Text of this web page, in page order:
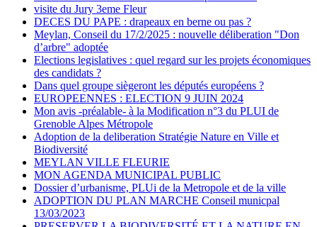
visite du Jury 3eme Fleur
DECES DU PAPE : drapeaux en berne ou pas ?
Meylan, Conseil du 17/2/2025 : nouvelle déliberation "Don
d’arbre" adoptée
Elections legislatives : quel regard sur les projets économiques
des candidats ?
Dans quel groupe siègeront les députés européens ?
EUROPEENNES : ELECTION 9 JUIN 2024
Mon avis -préalable- à la Modification n°3 du PLUI de
Grenoble Alpes Métropole
Adoption de la deliberation Stratégie Nature en Ville et
Biodiversité
MEYLAN VILLE FLEURIE
MON AGENDA MUNICIPAL PUBLIC
Dossier d’urbanisme, PLUi de la Metropole et de la ville
ADOPTION DU PLAN MARCHE Conseil municpal
13/03/2023